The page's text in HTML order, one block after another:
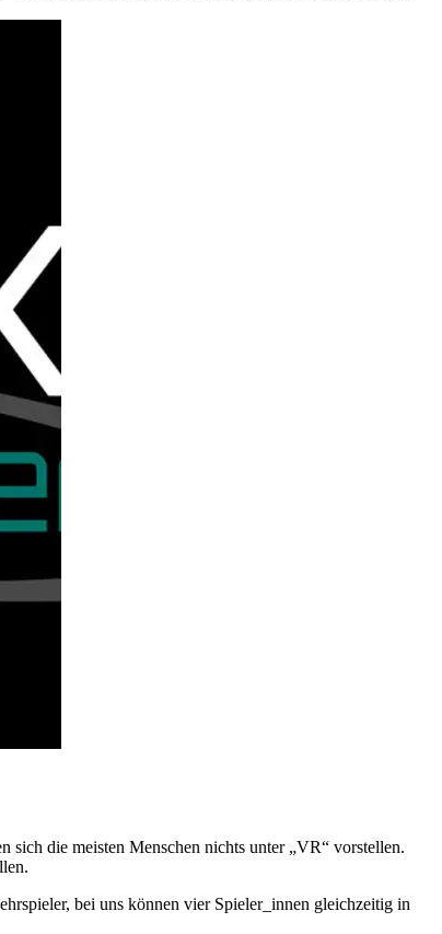
die meisten Menschen nichts unter „VR“ vorstellen.
bei uns können vier Spieler_innen gleichzeitig in